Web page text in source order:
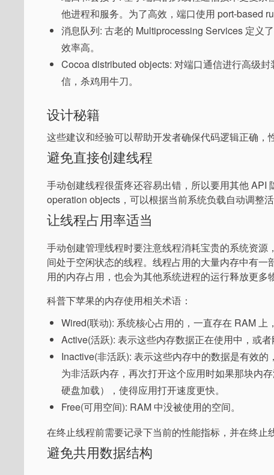
他进程和服务。为了高效，端口使用 port-based
消息队列: 古老的 Multiprocessing Services 定义
效率高。
Cocoa distributed objects: 对端口通信进行高级
信，杀鸡用牛刀。
设计秘籍
这些建议和经验可以帮助开发者确保代码逻辑正确，
避免直接创建线程
手动创建线程很蛋疼还容易出错，所以要用其他
operation objects，可以根据当前系统负载自动调整活
让线程占用率适当
手动创建管理线程时要注意线程消耗宝贵的系统资
间处于空闲状态的线程。线程占用的大量内存中有
用的内存占用，也会为其他系统进程的运行释放更多
科普下苹果的内存使用相关术语：
Wired(联动): 系统核心占用的，一直存在 RAM 上
Active(活跃): 表示这些内存数据正在使用中，或者
Inactive(非活跃): 表示这些内存中的数据是有效
为非活跃内存，再次打开这个应用时如果那块内
硬盘加载），使得应用打开速度更快。
Free(可用空间): RAM 中没被使用的空间。
在终止线程前需要记录下当前的性能指标，并在终止
避免共用数据结构